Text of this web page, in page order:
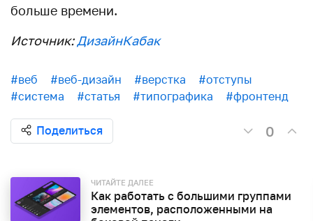
больше времени.
Источник:ДизайнКабак
#веб #веб-дизайн #верстка
#отступы
#система
#статья #типографика #фронтенд
Поделиться 0
ЧИТАЙТЕ ДАЛЕЕ
Как работать с большими группами
элементов, расположенными на